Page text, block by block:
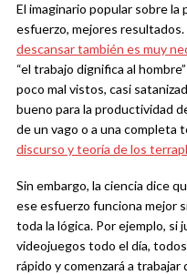
El imaginario popular sobre
esfuerzo, mejores
descansar también es muy
“el trabajo dignifica al
poco mal vistos, casi
bueno para la productividad
de un vago o a una completa
discurso y teoría de los
Sin embargo, la ciencia dice
ese esfuerzo funciona mejor
toda la lógica. Por ejemplo, si
videojuegos todo el día,
rápido y comenzará a